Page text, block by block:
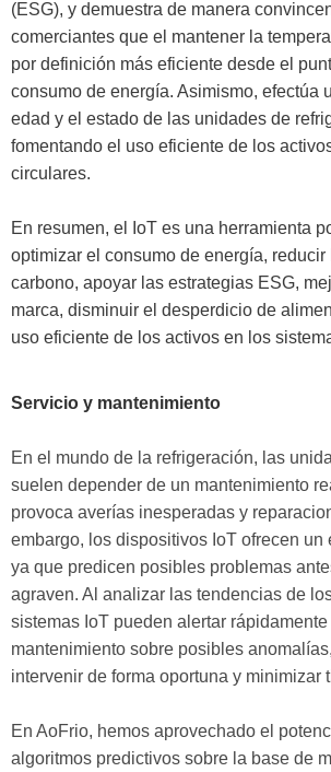
(ESG), y demuestra de manera
comerciantes que el mantener la
por definición más eficiente desde el
consumo de energía. Asimismo, efectúa
edad y el estado de las unidades de
fomentando el uso eficiente de los
circulares.
En resumen, el IoT es una herramienta
optimizar el consumo de energía,
carbono, apoyar las estrategias ESG,
marca, disminuir el desperdicio de
uso eficiente de los activos en los
Servicio y mantenimiento
En el mundo de la refrigeración, las
suelen depender de un mantenimiento
provoca averías inesperadas y
embargo, los dispositivos IoT ofrecen un
ya que predicen posibles problemas
agraven. Al analizar las tendencias de
sistemas IoT pueden alertar
mantenimiento sobre posibles
intervenir de forma oportuna y minimizar
En AoFrio, hemos aprovechado el
algoritmos predictivos sobre la base de